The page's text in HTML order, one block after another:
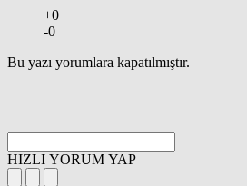
+0
-0
Bu yazı yorumlara kapatılmıştır.
HIZLI YORUM YAP